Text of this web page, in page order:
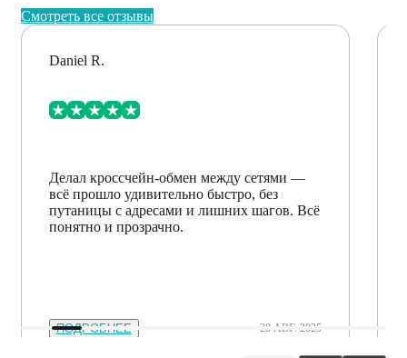
Смотреть все отзывы
Daniel R.
Делал кроссчейн-обмен между сетями —
всё прошло удивительно быстро, без
путаницы с адресами и лишних шагов. Всё
понятно и прозрачно.
ПОДРОБНЕЕ 28 АВГ. 2025